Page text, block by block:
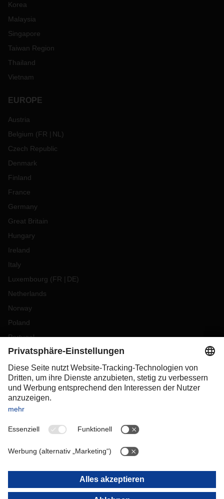
Korea
Malaysia
Singapore
Taiwan Region
Thailand
Vietnam
EUROPE
Austria
Belgium (FR NL )
Czech Republic
Denmark
Finland
France
Germany
Great Britain
Hungary
Ireland
Italy
Luxembourg (FR DE)
Netherlands
Norway
Poland
Portugal
Romania
Slovakia
Spain
Sweden
Switzerland
OCEANIA